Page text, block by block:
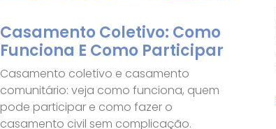
Casamento Coletivo: Como
Funciona E Como Participar
Casamento coletivo e casamento
comunitário: veja como funciona, quem
pode participar e como fazer o
casamento civil sem complicação.